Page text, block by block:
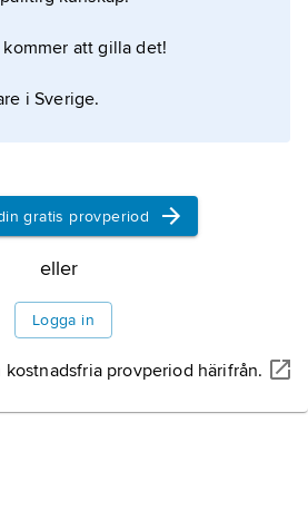
att gilla det!
i Sverige.
gratis provperiod
eller
Logga in
kostnadsfria provperiod härifrån.